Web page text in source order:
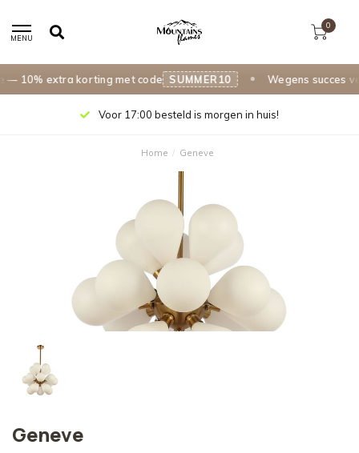
10% extra korting met code SUMMER10 Wegens succes
MENU
0
Voor 17:00 besteld is morgen in huis!
Home / Geneve
Geneve